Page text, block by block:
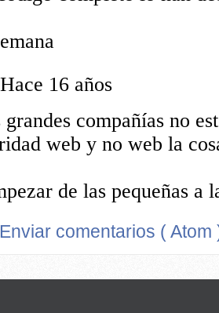
Enviar comentarios ( Atom